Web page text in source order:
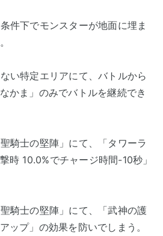
件下でモンスターが地面に埋ま
い特定エリアにて、バトルから
かま」のみでバトルを継続でき
騎士の堅陣」にて、「タワーラ
時 10.0%でチャージ時間-10秒」
騎士の堅陣」にて、「武神の護
ップ」の効果を防いでしまう。